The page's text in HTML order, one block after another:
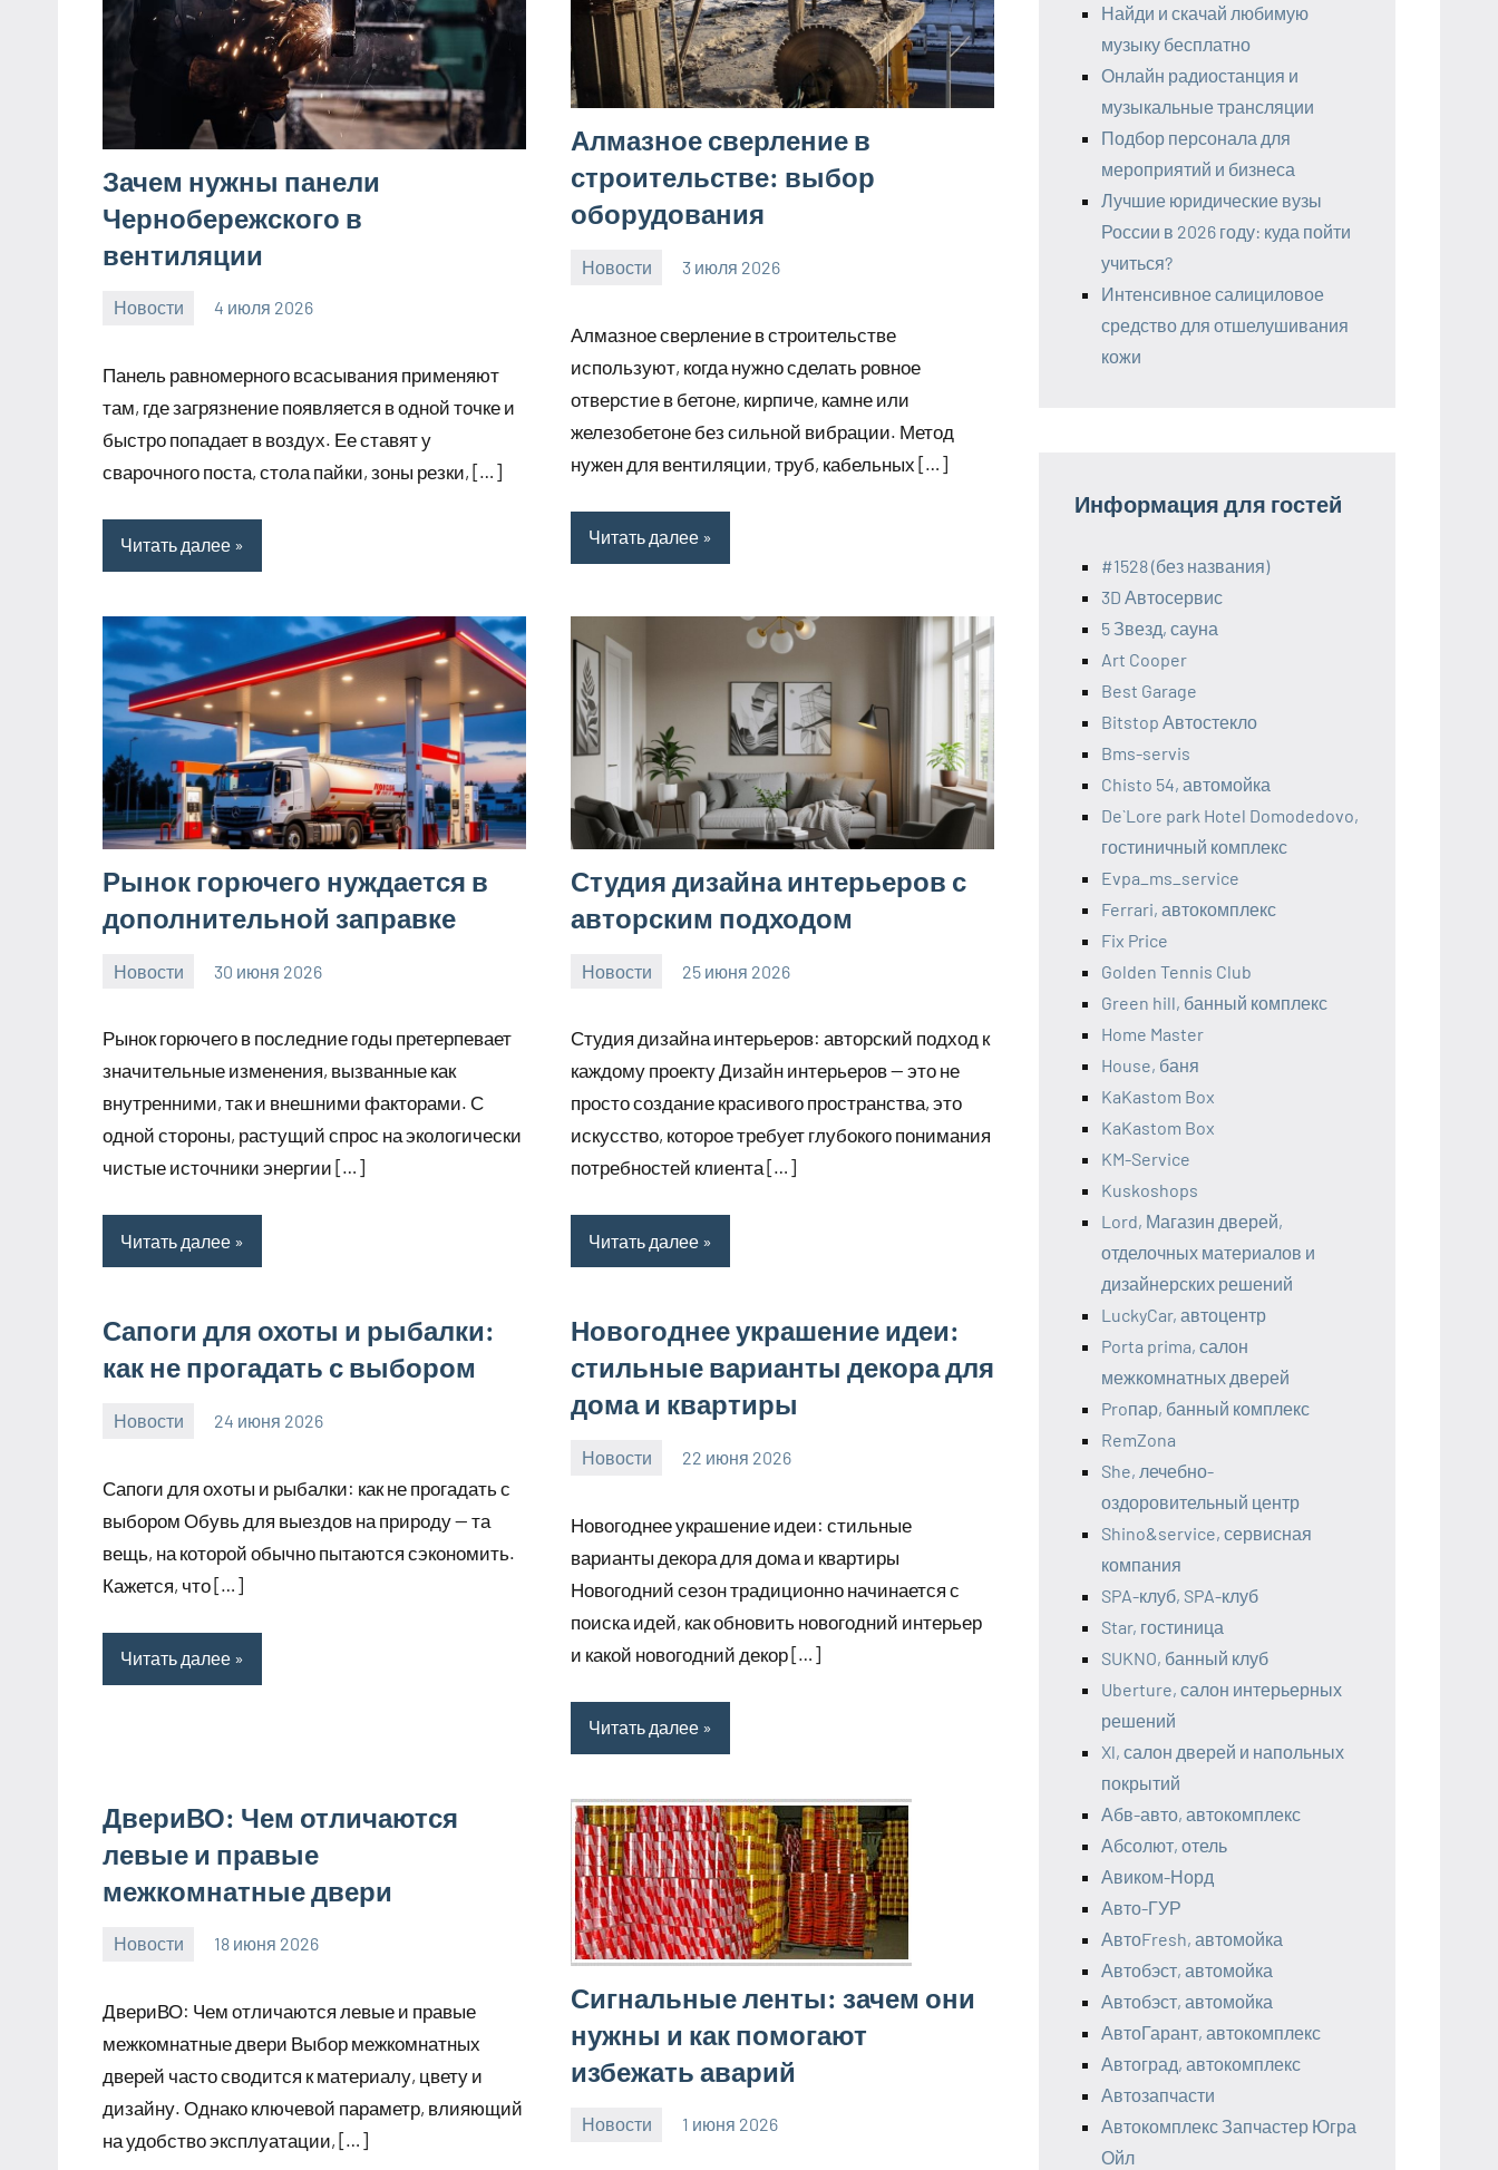
Зачем нужны панели
Чернобережского в
вентиляции
Новости 4 июля 2026
Панель равномерного всасывания применяют
там, где загрязнение появляется в одной точке и
быстро попадает в воздух. Ее ставят у
сварочного поста, стола пайки, зоны резки, […]
Читать далее
Алмазное сверление в
строительстве: выбор
оборудования
Новости 3 июля 2026
Алмазное сверление в строительстве
используют, когда нужно сделать ровное
отверстие в бетоне, кирпиче, камне или
железобетоне без сильной вибрации. Метод
нужен для вентиляции, труб, кабельных […]
Читать далее
Рынок горючего нуждается в
дополнительной заправке
Новости 30 июня 2026
Рынок горючего в последние годы претерпевает
значительные изменения, вызванные как
внутренними, так и внешними факторами. С
одной стороны, растущий спрос на экологически
чистые источники энергии […]
Читать далее
Студия дизайна интерьеров с
авторским подходом
Новости 25 июня 2026
Студия дизайна интерьеров: авторский подход к
каждому проекту Дизайн интерьеров — это не
просто создание красивого пространства, это
искусство, которое требует глубокого понимания
потребностей клиента […]
Читать далее
Сапоги для охоты и рыбалки:
как не прогадать с выбором
Новости 24 июня 2026
Сапоги для охоты и рыбалки: как не прогадать с
выбором Обувь для выездов на природу — та
вещь, на которой обычно пытаются сэкономить.
Кажется, что […]
Читать далее
Новогоднее украшение идеи:
стильные варианты декора для
дома и квартиры
Новости 22 июня 2026
Новогоднее украшение идеи: стильные
варианты декора для дома и квартиры
Новогодний сезон традиционно начинается с
поиска идей, как обновить новогодний интерьер
и какой новогодний декор […]
Читать далее
ДвериВО: Чем отличаются
левые и правые
межкомнатные двери
Новости 18 июня 2026
ДвериВО: Чем отличаются левые и правые
межкомнатные двери Выбор межкомнатных
дверей часто сводится к материалу, цвету и
дизайну. Однако ключевой параметр, влияющий
на удобство эксплуатации, […]
Сигнальные ленты: зачем они
нужны и как помогают
избежать аварий
Новости 1 июня 2026
Найди и скачай любимую
музыку бесплатно
Онлайн радиостанция и
музыкальные трансляции
Подбор персонала для
мероприятий и бизнеса
Лучшие юридические вузы
России в 2026 году: куда пойти
учиться?
Интенсивное салициловое
средство для отшелушивания
кожи
Информация для гостей
#1528 (без названия)
3D Автосервис
5 Звезд, сауна
Art Cooper
Best Garage
Bitstop Автостекло
Bms-servis
Chisto 54, автомойка
De`Lore park Hotel Domodedovo,
гостиничный комплекс
Evpa_ms_service
Ferrari, автокомплекс
Fix Price
Golden Tennis Club
Green hill, банный комплекс
Home Master
House, баня
KaKastom Box
KaKastom Box
KM-Service
Kuskoshops
Lord, Магазин дверей,
отделочных материалов и
дизайнерских решений
LuckyCar, автоцентр
Porta prima, салон
межкомнатных дверей
Proпар, банный комплекс
RemZona
She, лечебно-
оздоровительный центр
Shino&service, сервисная
компания
SPA-клуб, SPA-клуб
Star, гостиница
SUKNO, банный клуб
Uberture, салон интерьерных
решений
Xl, салон дверей и напольных
покрытий
Абв-авто, автокомплекс
Абсолют, отель
Авиком-Норд
Авто-ГУР
АвтоFresh, автомойка
Автобэст, автомойка
Автобэст, автомойка
АвтоГарант, автокомплекс
Автоград, автокомплекс
Автозапчасти
Автокомплекс Запчастер Югра
Ойл